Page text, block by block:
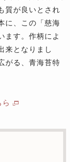
質が良いとされ
に、この「慈海
ます。作柄によ
来となりまし
がる、青海苔特
ら